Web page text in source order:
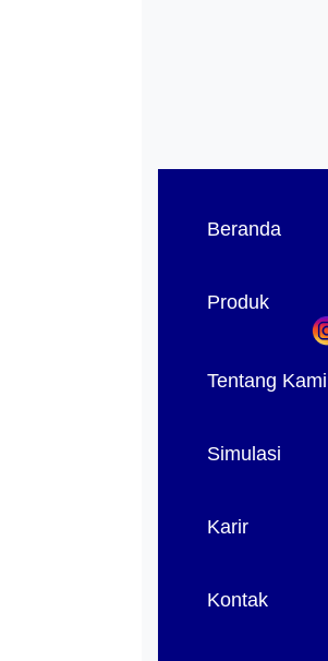
Beranda
Produk
Tentang Kami
Simulasi
Karir
Kontak